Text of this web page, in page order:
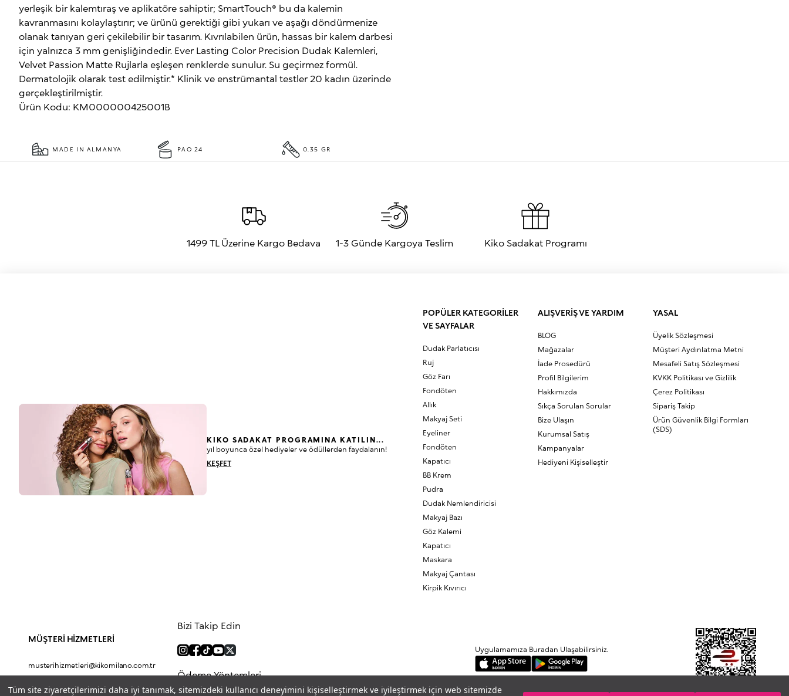
Tüm site ziyaretçilerimizi daha iyi tanımak, sitemizdeki kullanıcı deneyimini kişiselleştirmek ve iyileştirmek için web sitemizde
yerleşik bir kalemtıraş ve aplikatöre sahiptir; SmartTouch® bu da kalemin
kavranmasını kolaylaştırır; ve ürünü gerektiği gibi yukarı ve aşağı döndürmenize
olanak tanıyan geri çekilebilir bir tasarım. Kıvrılabilen ürün, hassas bir kalem darbesi
için yalnızca 3 mm genişliğindedir. Ever Lasting Color Precision Dudak Kalemleri,
Velvet Passion Matte Rujlarla eşleşen renklerde sunulur. Su geçirmez formül.
Dermatolojik olarak test edilmiştir.* Klinik ve enstrümantal testler 20 kadın üzerinde
gerçekleştirilmiştir.
Ürün Kodu: KM000000425001B
MADE IN ALMANYA PAO 24 0.35 GR
1499 TL Üzerine Kargo Bedava 1-3 Günde Kargoya Teslim Kiko Sadakat Programı
KIKO SADAKAT PROGRAMINA KATILIN...
yıl boyunca özel hediyeler ve ödüllerden faydalanın!
KEŞFET
POPÜLER KATEGORİLER
VE SAYFALAR
Dudak Parlatıcısı
Ruj
Göz Farı
Fondöten
Allık
Makyaj Seti
Eyeliner
Fondöten
Kapatıcı
BB Krem
Pudra
Dudak Nemlendiricisi
Makyaj Bazı
Göz Kalemi
Kapatıcı
Maskara
Makyaj Çantası
Kirpik Kıvırıcı
ALIŞVERİŞ VE YARDIM
BLOG
Mağazalar
İade Prosedürü
Profil Bilgilerim
Hakkımızda
Sıkça Sorulan Sorular
Bize Ulaşın
Kurumsal Satış
Kampanyalar
Hediyeni Kişiselleştir
YASAL
Üyelik Sözleşmesi
Müşteri Aydınlatma Metni
Mesafeli Satış Sözleşmesi
KVKK Politikası ve Gizlilik
Çerez Politikası
Sipariş Takip
Ürün Güvenlik Bilgi Formları
(SDS)
MÜŞTERİ HİZMETLERİ
musterihizmetleri@kikomilano.com.tr
Bizi Takip Edin
Ödeme Yöntemleri
Uygulamamıza Buradan Ulaşabilirsiniz.
Etbis'e kayıtlıdır.